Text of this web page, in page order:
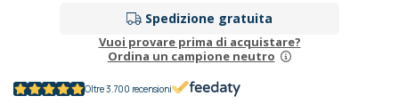
Spedizione gratuita
Vuoi provare prima di acquistare?
Ordina un campione neutro
Oltre 3.700 recensioni